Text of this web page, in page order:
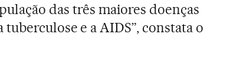
das três maiores doenças
tuberculose e a AIDS”, constata o